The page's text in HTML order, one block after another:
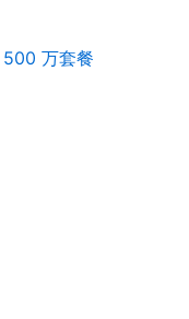
万套餐